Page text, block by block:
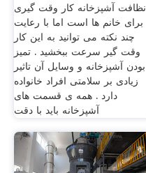
نظافت آشپزخانه کار وقت گیری
برای خانم ها است اما با رعایت
چند نکته می توانید به این کار
وقت گیر سرعت ببخشید . تمیز
بودن آشپزخانه و وسایل آن تاثیر
زیادی بر سلامتی افراد خانواده
دارد . همه ی قسمت های
آشپزخانه باید با دقت